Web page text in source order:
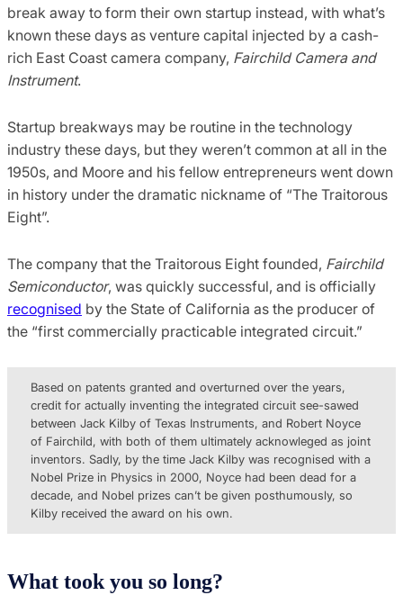
break away to form their own startup instead, with what’s
known these days as venture capital injected by a cash-
rich East Coast camera company, Fairchild Camera and
Instrument.
Startup breakways may be routine in the technology
industry these days, but they weren’t common at all in the
1950s, and Moore and his fellow entrepreneurs went down
in history under the dramatic nickname of “The Traitorous
Eight”.
The company that the Traitorous Eight founded, Fairchild
Semiconductor, was quickly successful, and is officially
recognised by the State of California as the producer of
the “first commercially practicable integrated circuit.”
Based on patents granted and overturned over the years,
credit for actually inventing the integrated circuit see-sawed
between Jack Kilby of Texas Instruments, and Robert Noyce
of Fairchild, with both of them ultimately acknowleged as joint
inventors. Sadly, by the time Jack Kilby was recognised with a
Nobel Prize in Physics in 2000, Noyce had been dead for a
decade, and Nobel prizes can’t be given posthumously, so
Kilby received the award on his own.
What took you so long?